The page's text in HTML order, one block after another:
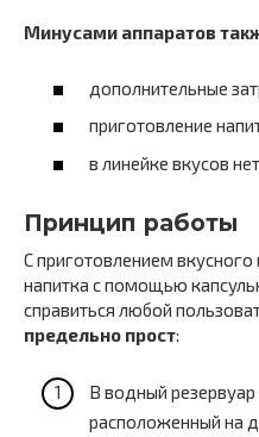
Минусами аппаратов
дополнительные
приготовление
в линейке вкусов
Принцип работы
С приготовлением
напитка с помощью
справиться любой
предельно прост:
В водный резервуар
расположенный на